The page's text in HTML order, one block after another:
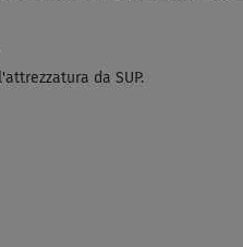
da SUP.